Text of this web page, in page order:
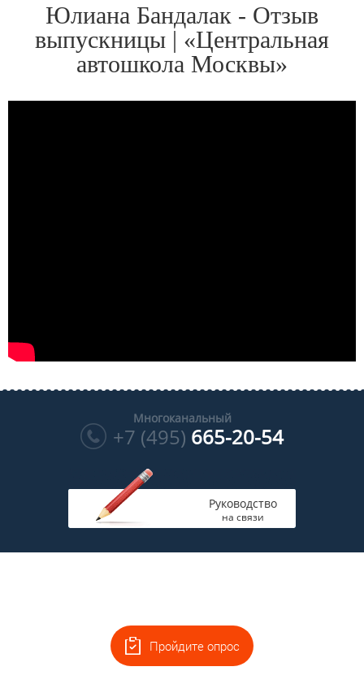
Юлиана Бандалак - Отзыв
выпускницы | «Центральная
автошкола Москвы»
Многоканальный
+7 (495) 665-20-54
Руководство
на связи
Пройдите опрос